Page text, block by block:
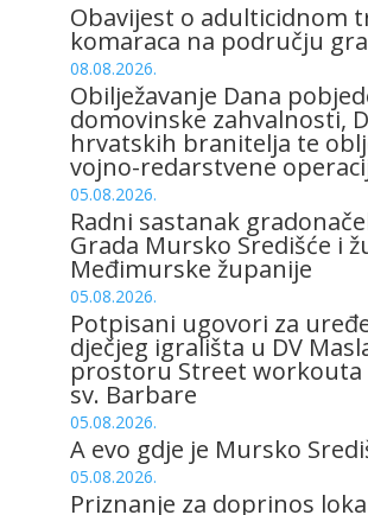
Obavijest o adulticidnom
komaraca na području
08.08.2026.
Obilježavanje Dana
domovinske zahvalnosti,
hrvatskih branitelja te
vojno-redarstvene
05.08.2026.
Radni sastanak
Grada Mursko Središće i
Međimurske županije
05.08.2026.
Potpisani ugovori za
dječjeg igrališta u DV
prostoru Street workouta
sv. Barbare
05.08.2026.
A evo gdje je Mursko
05.08.2026.
Priznanje za doprinos